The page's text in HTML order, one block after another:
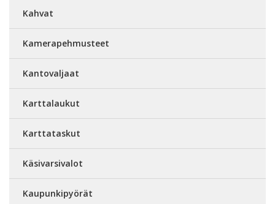
Kahvat
Kamerapehmusteet
Kantovaljaat
Karttalaukut
Karttataskut
Käsivarsivalot
Kaupunkipyörät